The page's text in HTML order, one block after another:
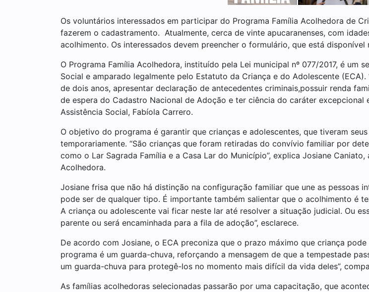
Os voluntários interessados em participar do Programa Família Acolhedora de
fazerem o cadastramento. Atualmente, cerca de vinte apucaranenses, com
acolhimento. Os interessados devem preencher o formulário, que está
O Programa Família Acolhedora, instituído pela Lei municipal nº 077/2017, é um
Social e amparado legalmente pelo Estatuto da Criança e do Adolescente
de dois anos, apresentar declaração de antecedentes criminais,possuir renda
de espera do Cadastro Nacional de Adoção e ter ciência do caráter
Assistência Social, Fabíola Carrero.
O objetivo do programa é garantir que crianças e adolescentes, que tiveram
temporariamente. “São crianças que foram retiradas do convívio familiar por
como o Lar Sagrada Família e a Casa Lar do Município”, explica Josiane
Acolhedora.
Josiane frisa que não há distinção na configuração familiar que une as pessoas
pode ser de qualquer tipo. É importante também salientar que o acolhimento é
A criança ou adolescente vai ficar neste lar até resolver a situação judicial. Ou
parente ou será encaminhada para a fila de adoção”, esclarece.
De acordo com Josiane, o ECA preconiza que o prazo máximo que criança
programa é um guarda-chuva, reforçando a mensagem de que a tempestade
um guarda-chuva para protegê-los no momento mais difícil da vida deles”,
As famílias acolhedoras selecionadas passarão por uma capacitação, que